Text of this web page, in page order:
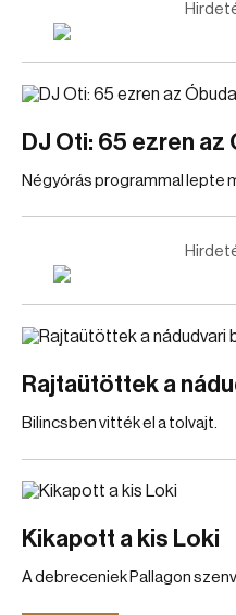
DJ Oti: 65 ezren
Négyórás programmal lepte
Rajtaütöttek a
Bilincsben vitték el a tolvajt.
Kikapott a kis Loki
A debreceniek Pallagon